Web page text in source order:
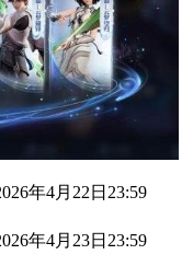
年4月22日23:59
年4月23日23:59